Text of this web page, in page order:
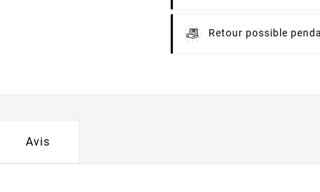
Retour possible
Avis